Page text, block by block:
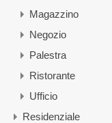
Magazzino
Negozio
Palestra
Ristorante
Ufficio
Residenziale